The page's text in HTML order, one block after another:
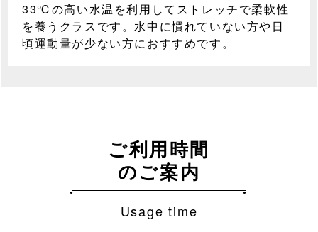
33℃の高い水温を利用してストレッチで柔軟性
を養うクラスです。水中に慣れていない方や日
頃運動量が少ない方におすすめです。
ご利用時間
のご案内
Usage time